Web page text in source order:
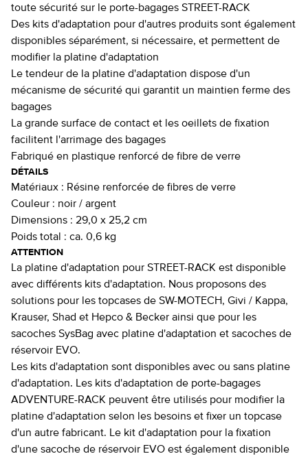
toute sécurité sur le porte-bagages STREET-RACK
Des kits d'adaptation pour d'autres produits sont également
disponibles séparément, si nécessaire, et permettent de
modifier la platine d'adaptation
Le tendeur de la platine d'adaptation dispose d'un
mécanisme de sécurité qui garantit un maintien ferme des
bagages
La grande surface de contact et les oeillets de fixation
facilitent l'arrimage des bagages
Fabriqué en plastique renforcé de fibre de verre
DÉTAILS
Matériaux : Résine renforcée de fibres de verre
Couleur : noir / argent
Dimensions : 29,0 x 25,2 cm
Poids total : ca. 0,6 kg
ATTENTION
La platine d'adaptation pour STREET-RACK est disponible
avec différents kits d'adaptation. Nous proposons des
solutions pour les topcases de SW-MOTECH, Givi / Kappa,
Krauser, Shad et Hepco & Becker ainsi que pour les
sacoches SysBag avec platine d'adaptation et sacoches de
réservoir EVO.
Les kits d'adaptation sont disponibles avec ou sans platine
d'adaptation. Les kits d'adaptation de porte-bagages
ADVENTURE-RACK peuvent être utilisés pour modifier la
platine d'adaptation selon les besoins et fixer un topcase
d'un autre fabricant. Le kit d'adaptation pour la fixation
d'une sacoche de réservoir EVO est également disponible